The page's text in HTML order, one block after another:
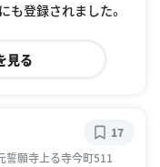
登録されました。
見る
誓願寺上る寺今町511
17